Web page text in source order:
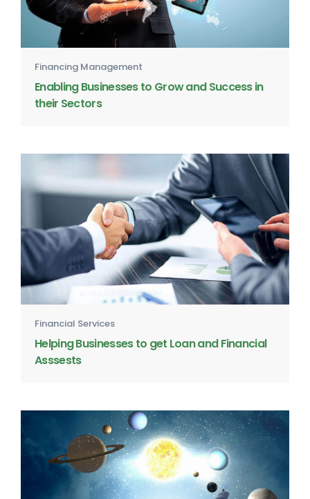
Financing Management
Enabling Businesses to Grow and Success in
their Sectors
Financial Services
Helping Businesses to get Loan and Financial
Asssests